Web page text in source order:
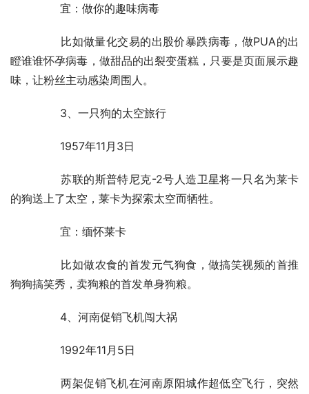
	　　宜：做你的趣味病毒
瞪谁谁怀孕病毒，做甜品的出裂变蛋糕，只要是页面展示趣
味，让粉丝主动感染周围人。
	　　3、一只狗的太空旅行
	　　1957年11月3日
的狗送上了太空，莱卡为探索太空而牺牲。
	　　宜：缅怀莱卡
狗狗搞笑秀，卖狗粮的首发单身狗粮。
	　　4、河南促销飞机闯大祸
	　　1992年11月5日